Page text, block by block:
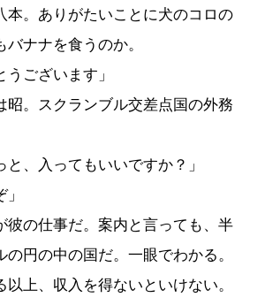
本。ありがたいことに犬のコロの
ナナを食うのか。
うございます」
。スクランブル交差点国の外務
と、入ってもいいですか？」
の仕事だ。案内と言っても、半
円の中の国だ。一眼でわかる。
以上、収入を得ないといけない。